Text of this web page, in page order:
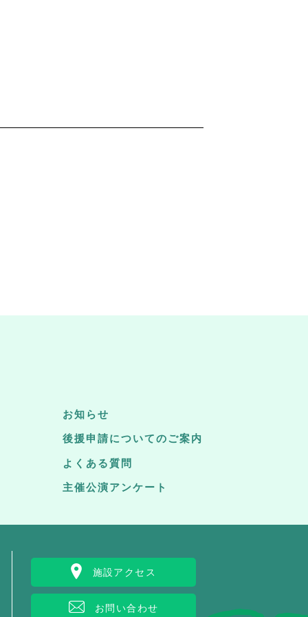
お知らせ
後援申請についてのご案内
よくある質問
主催公演アンケート
施設アクセス
お問い合わせ